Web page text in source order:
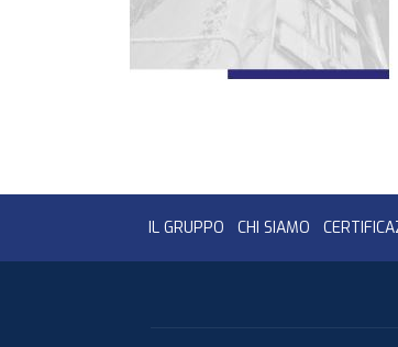
IL GRUPPO CHI SIAMO